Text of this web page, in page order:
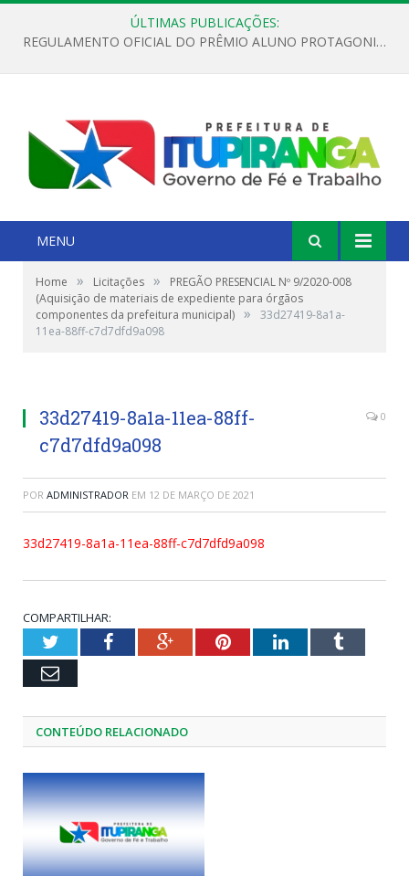
ÚLTIMAS PUBLICAÇÕES:
REGULAMENTO OFICIAL DO PRÊMIO ALUNO PROTAGONISTA – EDIÇÃO 2026
MENU
Home » Licitações »
PREGÃO PRESENCIAL Nº 9/2020-008
(Aquisição de materiais de expediente para órgãos
componentes da prefeitura municipal) »
33d27419-8a1a-
11ea-88ff-c7d7dfd9a098
33d27419-8a1a-11ea-88ff-
c7d7dfd9a098
0
POR ADMINISTRADOR EM 12 DE MARÇO DE 2021
33d27419-8a1a-11ea-88ff-c7d7dfd9a098
COMPARTILHAR:
TwitterFacebookGoogle+PinterestLinkedInTumblr
Email
CONTEÚDO RELACIONADO